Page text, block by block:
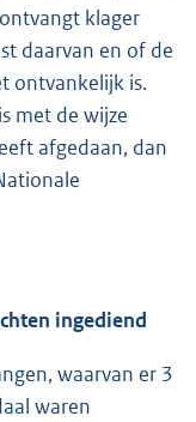
klager
daarvan en of de
ontvankelijk is.
met de wijze
afgedaan, dan
ingediend
waarvan er 3
waren